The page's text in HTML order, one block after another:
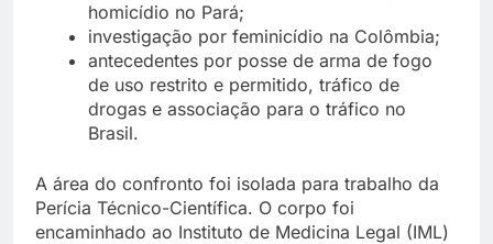
homicídio no Pará;
investigação por feminicídio na Colômbia;
antecedentes por posse de arma de fogo
de uso restrito e permitido, tráfico de
drogas e associação para o tráfico no
Brasil.
A área do confronto foi isolada para trabalho da
Perícia Técnico-Científica. O corpo foi
encaminhado ao Instituto de Medicina Legal (IML)